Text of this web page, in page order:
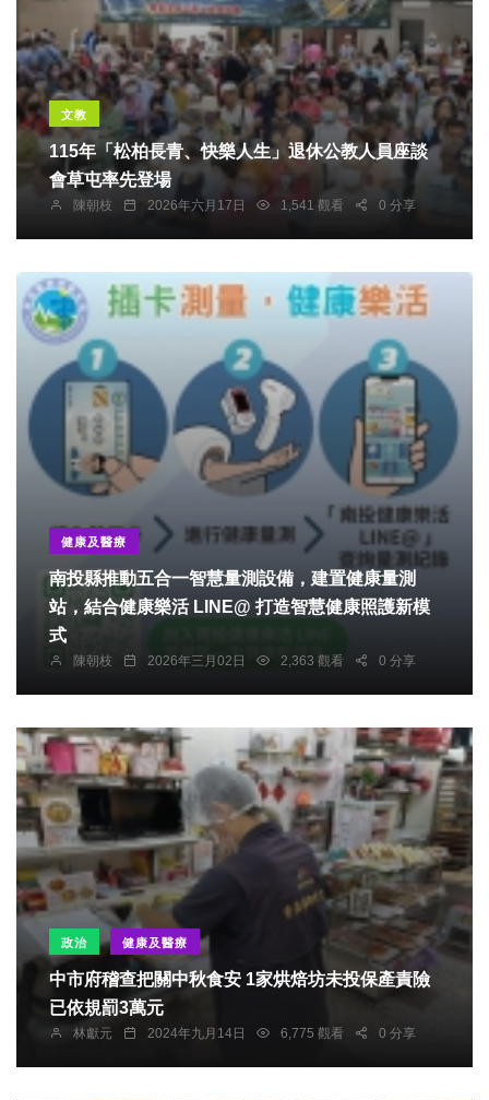
文教
115年「松柏長青、快樂人生」退休公教人員座談
會草屯率先登場
陳朝枝 2026年六月17日 1,541 觀看 0 分享
健康及醫療
南投縣推動五合一智慧量測設備，建置健康量測
站，結合健康樂活 LINE@ 打造智慧健康照護新模
式
陳朝枝 2026年三月02日 2,363 觀看 0 分享
政治 健康及醫療
中市府稽查把關中秋食安 1家烘焙坊未投保產責險
已依規罰3萬元
林獻元 2024年九月14日 6,775 觀看 0 分享